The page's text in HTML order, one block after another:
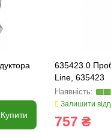
Купити
635423.0
Line, 635423
Залишити
757 ₴